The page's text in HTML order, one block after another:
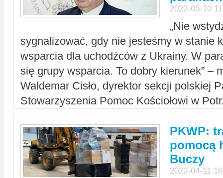
2022-05-10
„Nie
sygnalizować, gdy nie jesteśmy w stanie
wsparcia dla uchodźców z Ukrainy. W
się grupy wsparcia. To dobry kierunek” –
Waldemar Cisło, dyrektor sekcji polskiej
Stowarzyszenia Pomoc Kościołowi w
PKWP:
pomocą
Buczy
2022-04-11